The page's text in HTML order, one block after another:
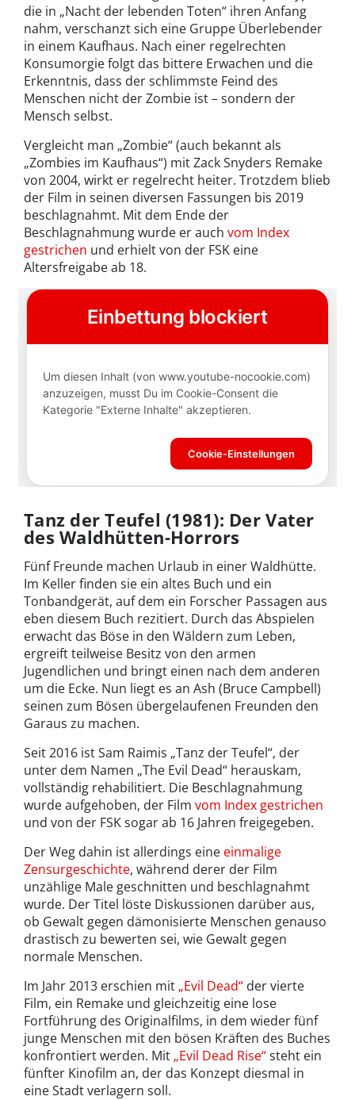
die in „Nacht der lebenden Toten“ ihren Anfang
nahm, verschanzt sich eine Gruppe Überlebender
in einem Kaufhaus. Nach einer regelrechten
Konsumorgie folgt das bittere Erwachen und die
Erkenntnis, dass der schlimmste Feind des
Menschen nicht der Zombie ist – sondern der
Mensch selbst.
Vergleicht man „Zombie“ (auch bekannt als
„Zombies im Kaufhaus“) mit Zack Snyders Remake
von 2004, wirkt er regelrecht heiter. Trotzdem blieb
der Film in seinen diversen Fassungen bis 2019
beschlagnahmt. Mit dem Ende der
Beschlagnahmung wurde er auch vom Index
gestrichen und erhielt von der FSK eine
Altersfreigabe ab 18.
Tanz der Teufel (1981): Der Vater
des Waldhütten-Horrors
Fünf Freunde machen Urlaub in einer Waldhütte.
Im Keller finden sie ein altes Buch und ein
Tonbandgerät, auf dem ein Forscher Passagen aus
eben diesem Buch rezitiert. Durch das Abspielen
erwacht das Böse in den Wäldern zum Leben,
ergreift teilweise Besitz von den armen
Jugendlichen und bringt einen nach dem anderen
um die Ecke. Nun liegt es an Ash (Bruce Campbell)
seinen zum Bösen übergelaufenen Freunden den
Garaus zu machen.
Seit 2016 ist Sam Raimis „Tanz der Teufel“, der
unter dem Namen „The Evil Dead“ herauskam,
vollständig rehabilitiert. Die Beschlagnahmung
wurde aufgehoben, der Film vom Index gestrichen
und von der FSK sogar ab 16 Jahren freigegeben.
Der Weg dahin ist allerdings eine einmalige
Zensurgeschichte, während derer der Film
unzählige Male geschnitten und beschlagnahmt
wurde. Der Titel löste Diskussionen darüber aus,
ob Gewalt gegen dämonisierte Menschen genauso
drastisch zu bewerten sei, wie Gewalt gegen
normale Menschen.
Im Jahr 2013 erschien mit „Evil Dead“ der vierte
Film, ein Remake und gleichzeitig eine lose
Fortführung des Originalfilms, in dem wieder fünf
junge Menschen mit den bösen Kräften des Buches
konfrontiert werden. Mit „Evil Dead Rise“steht ein
fünfter Kinofilm an, der das Konzept diesmal in
eine Stadt verlagern soll.